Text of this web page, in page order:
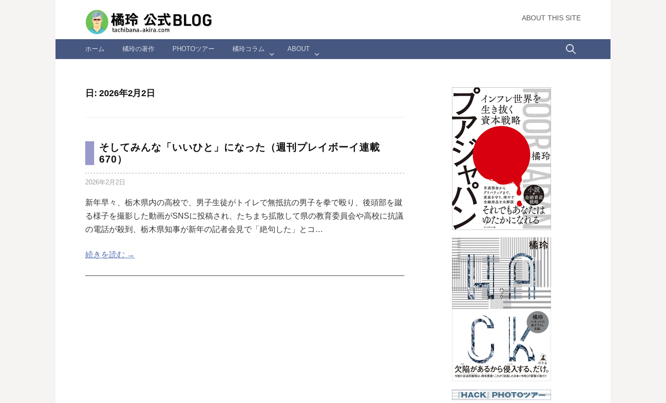
ツ
ABOUT THIS SITE
ホーム 橘玲の著作 PHOTOツアー 橘玲コラム ABOUT 検
日:2026年2月2日
そしてみんな「いいひと」になった（週刊プレイボーイ連載
670）
2026年2月2日
新年早々、栃木県内の高校で、男子生徒がトイレで無抵抗の男子を拳で殴り、後頭部を蹴
る様子を撮影した動画がSNSに投稿され、たちまち拡散して県の教育委員会や高校に抗議
の電話が殺到、栃木県知事が新年の記者会見で「絶句した」とコ…
続きを読む →